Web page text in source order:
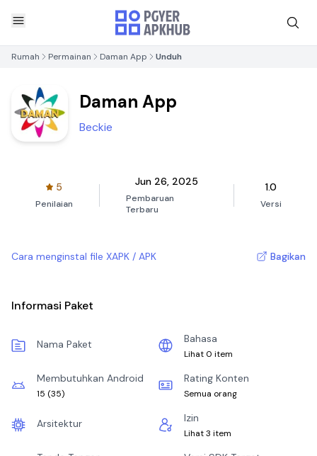
Rumah Permainan Daman App Unduh
Daman App
Beckie
5
Penilaian
Jun 26, 2025
Pembaruan
Terbaru
1.0
Versi
Cara menginstal file XAPK / APK Bagikan
Informasi Paket
Nama Paket Bahasa
Lihat 0 item
Membutuhkan Android
15 (35)
Rating Konten
Semua orang
Arsitektur Izin
Lihat 3 item